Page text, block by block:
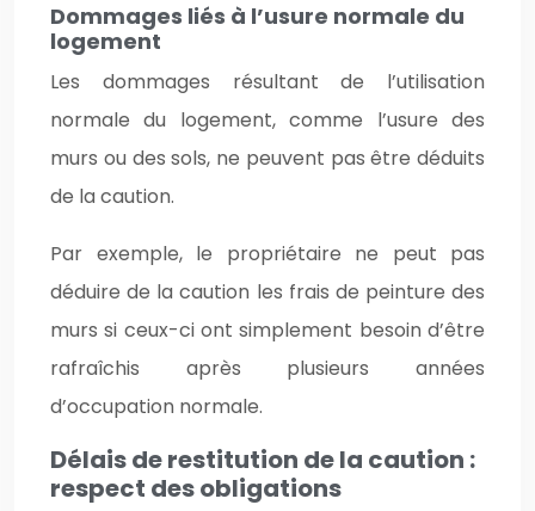
Dommages liés à l’usure normale du
logement
Les dommages résultant de l’utilisation
normale du logement, comme l’usure des
murs ou des sols, ne peuvent pas être déduits
de la caution.
Par exemple, le propriétaire ne peut pas
déduire de la caution les frais de peinture des
murs si ceux-ci ont simplement besoin d’être
rafraîchis après plusieurs années
d’occupation normale.
Délais de restitution de la caution :
respect des obligations